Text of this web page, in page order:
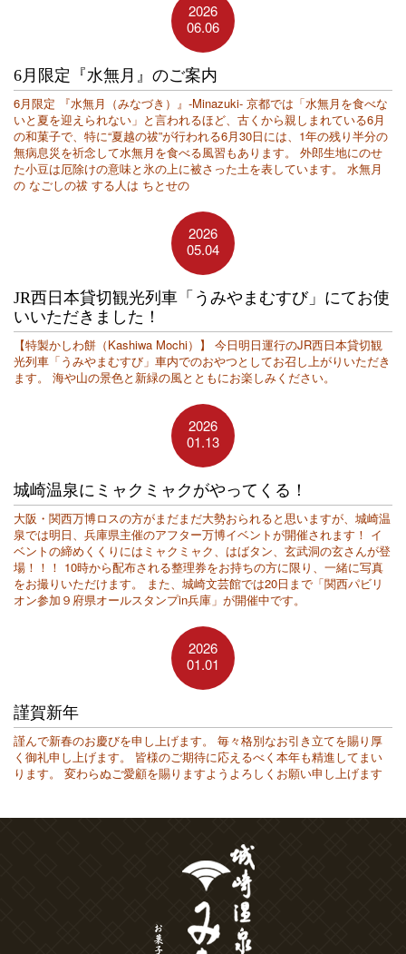
2026
06.06
6月限定『水無月』のご案内
6月限定 『水無月（みなづき）』-Minazuki- 京都では「水無月を食べな
いと夏を迎えられない」と言われるほど、古くから親しまれている6月
の和菓子で、特に“夏越の祓”が行われる6月30日には、1年の残り半分の
無病息災を祈念して水無月を食べる風習もあります。 外郎生地にのせ
た小豆は厄除けの意味と氷の上に被さった土を表しています。 水無月
の なごしの祓 する人は ちとせの
2026
05.04
JR西日本貸切観光列車「うみやまむすび」にてお使
いいただきました！
【特製かしわ餅（Kashiwa Mochi）】 今日明日運行のJR西日本貸切観
光列車「うみやまむすび」車内でのおやつとしてお召し上がりいただき
ます。 海や山の景色と新緑の風とともにお楽しみください。
2026
01.13
城崎温泉にミャクミャクがやってくる！
大阪・関西万博ロスの方がまだまだ大勢おられると思いますが、城崎温
泉では明日、兵庫県主催のアフター万博イベントが開催されます！ イ
ベントの締めくくりにはミャクミャク、はばタン、玄武洞の玄さんが登
場！！！ 10時から配布される整理券をお持ちの方に限り、一緒に写真
をお撮りいただけます。 また、城崎文芸館では20日まで「関西パビリ
オン参加９府県オールスタンプin兵庫」が開催中です。
2026
01.01
謹賀新年
謹んで新春のお慶びを申し上げます。 毎々格別なお引き立てを賜り厚
く御礼申し上げます。 皆様のご期待に応えるべく本年も精進してまい
ります。 変わらぬご愛顧を賜りますようよろしくお願い申し上げます